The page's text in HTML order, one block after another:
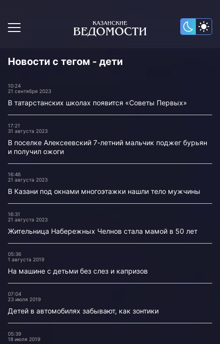
Новости с тегом - дети
10:24
21 сентября 2023
В татарстанских школах появится «Советы Первых»
17:21
31 августа 2023
В поселке Алексеевский 7-летний мальчик поджег бурьян
и получил ожоги
16:46
21 августа 2023
В Казани под окнами многоэтажки нашли тело мужчины
16:31
21 августа 2023
Жительница Набережных Челнов стала мамой в 50 лет
05:36
1 августа 2019
На машине с детьми без слез и капризов
07:04
23 июля 2019
Детей в автомобилях забывают, как зонтики
05:39
18 июля 2019